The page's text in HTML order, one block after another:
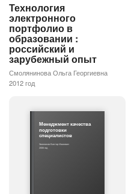
Технология
электронного
портфолио в
образовании :
российский и
зарубежный опыт
Смолянинова Ольга Георгиевна
2012 год
Менеджмент качества
подготовки
специалистов
Звонников Виктор Иванович
2006 год